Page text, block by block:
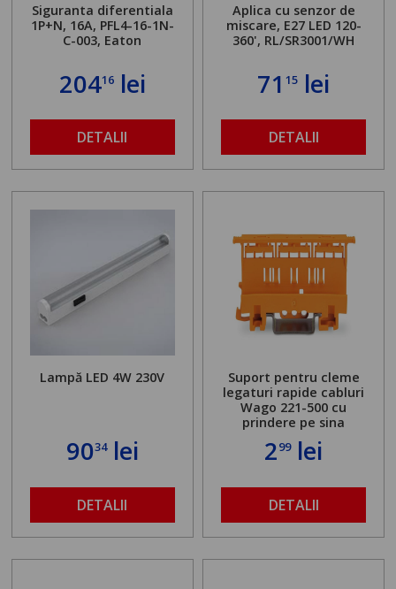
Siguranta diferentiala
1P+N, 16A, PFL4-16-1N-
C-003, Eaton
20416lei
DETALII
Aplica cu senzor de
miscare, E27 LED 120-
360', RL/SR3001/WH
7115 lei
DETALII
Lampă LED 4W 230V
9034lei
DETALII
Suport pentru cleme
legaturi rapide cabluri
Wago 221-500 cu
prindere pe sina
299lei
DETALII